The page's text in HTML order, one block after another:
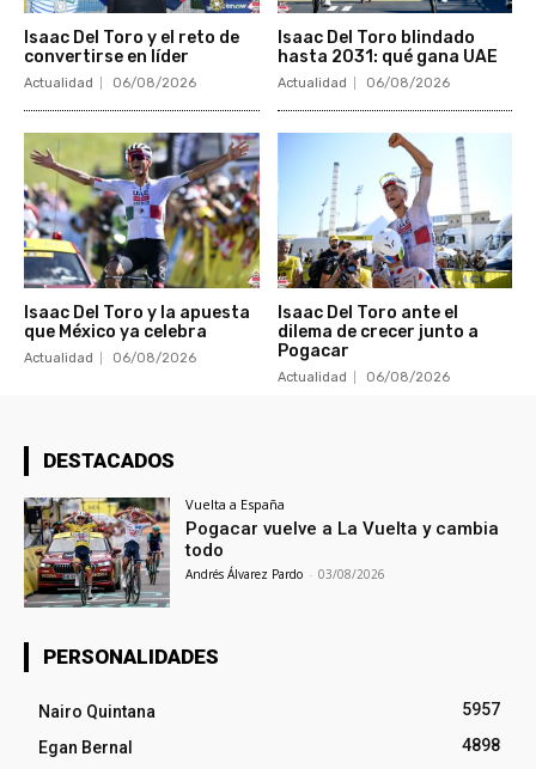
Isaac Del Toro y el reto de
convertirse en líder
Actualidad 06/08/2026
Isaac Del Toro blindado
hasta 2031: qué gana UAE
Actualidad 06/08/2026
Isaac Del Toro y la apuesta
que México ya celebra
Actualidad 06/08/2026
Isaac Del Toro ante el
dilema de crecer junto a
Pogacar
Actualidad 06/08/2026
DESTACADOS
Vuelta a España
Pogacar vuelve a La Vuelta y cambia
todo
Andrés Álvarez Pardo - 03/08/2026
PERSONALIDADES
Nairo Quintana
5957
Egan Bernal
4898